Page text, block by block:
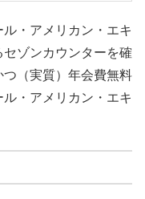
・アメリカン・エキ
ゾンカウンターを確
（実質）年会費無料
・アメリカン・エキ